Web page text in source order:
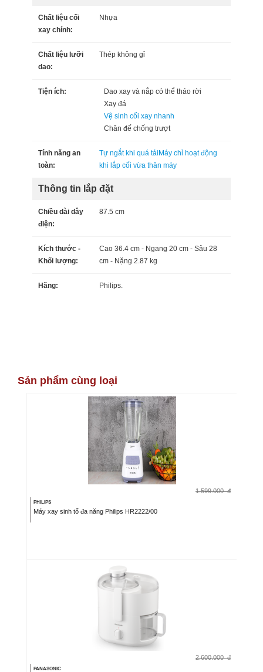
Chất liệu cối
xay chính:
Nhựa
Chất liệu lưỡi
dao:
Thép không gỉ
Tiện ích:
Dao xay và nắp có thể tháo rời
Xay đá
Vệ sinh cối xay nhanh
Chân đế chống trượt
Tính năng an
toàn:
Tự ngắt khi quá tảiMáy chỉ hoạt động
khi lắp cối vừa thân máy
Thông tin lắp đặt
Chiều dài dây
điện:
87.5 cm
Kích thước -
Khối lượng:
Cao 36.4 cm - Ngang 20 cm - Sâu 28
cm - Nặng 2.87 kg
Hãng: Philips.
Sản phẩm cùng loại
1.599.000 đ
PHILIPS
Máy xay sinh tố đa năng Philips HR2222/00
2.600.000 đ
PANASONIC